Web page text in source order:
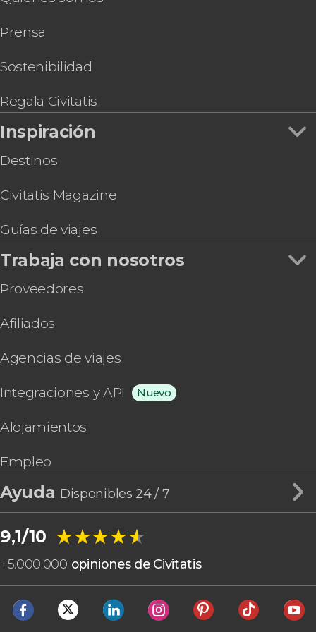
Prensa
Sostenibilidad
Regala Civitatis
Inspiración
Destinos
Civitatis Magazine
Guías de viajes
Trabaja con nosotros
Proveedores
Afiliados
Agencias de viajes
Integraciones y API Nuevo
Alojamientos
Empleo
Ayuda Disponibles 24 / 7
9,1/10 ★★★★★
★★★★★
+5.000.000 opiniones de Civitatis